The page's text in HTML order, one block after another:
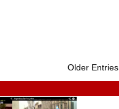
Older Entries